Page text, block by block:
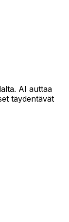
AI auttaa
täydentävät